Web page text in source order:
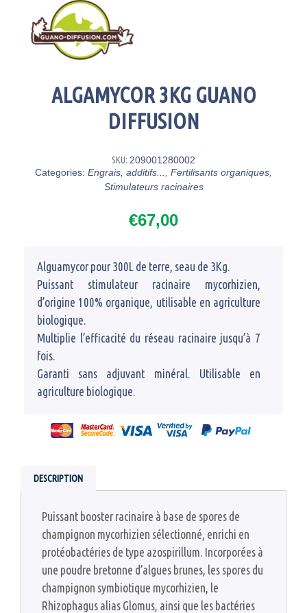
ALGAMYCOR 3KG GUANO
DIFFUSION
SKU: 209001280002
Categories: Engrais, additifs... Fertilisants organiques
Stimulateurs racinaires
€67,00
Alguamycor pour 300L de terre, seau de 3Kg.
Puissant stimulateur racinaire mycorhizien,
d’origine 100% organique, utilisable en agriculture
biologique.
Multiplie l’efficacité du réseau racinaire jusqu’à 7
fois.
Garanti sans adjuvant minéral. Utilisable en
agriculture biologique.
DESCRIPTION
Puissant booster racinaire à base de spores de
champignon mycorhizien sélectionné, enrichi en
protéobactéries de type azospirillum. Incorporées à
une poudre bretonne d’algues brunes, les spores du
champignon symbiotique mycorhizien, le
Rhizophagus alias Glomus, ainsi que les bactéries